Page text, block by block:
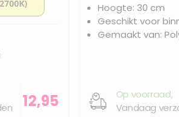
12,95
Hoogte: 30 cm
Geschikt voor
Gemaakt van:
Op voorraad,
Vandaag